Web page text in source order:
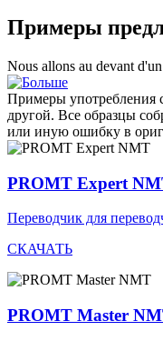
Примеры
Nous allons au devant d'un
Примеры употребления
другой. Все образцы
или иную ошибку в
PROMT Expert
Переводчик для
СКАЧАТЬ
PROMT Master